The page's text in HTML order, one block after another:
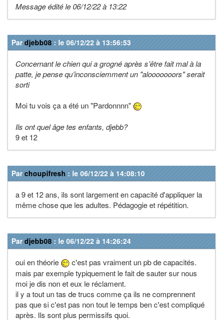
Message édité le 06/12/22 à 13:22
Pardjebb08 : le 06/12/22 à 13:56:53
Concernant le chien qui a grogné après s’être fait mal à la
patte, je pense qu’inconsciemment un "alooooooors" serait
sorti
Moi tu vois ça a été un "Pardonnnn"
Ils ont quel âge tes enfants, djebb?
9 et 12
Parchoupifresh : le 06/12/22 à 14:08:10
a 9 et 12 ans, ils sont largement en capacité d'appliquer la
même chose que les adultes. Pédagogie et répétition.
Pardjebb08 : le 06/12/22 à 14:26:24
oui en théorie
c'est pas vraiment un pb de capacités.
mais par exemple typiquement le fait de sauter sur nous
moi je dis non et eux le réclament.
il y a tout un tas de trucs comme ça ils ne comprennent
pas que si c'est pas non tout le temps ben c'est compliqué
après. Ils sont plus permissifs quoi.